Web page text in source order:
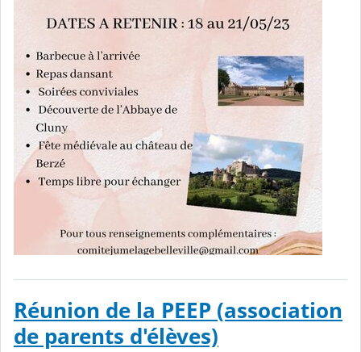
Réunion de la PEEP (association
de parents d'élèves)